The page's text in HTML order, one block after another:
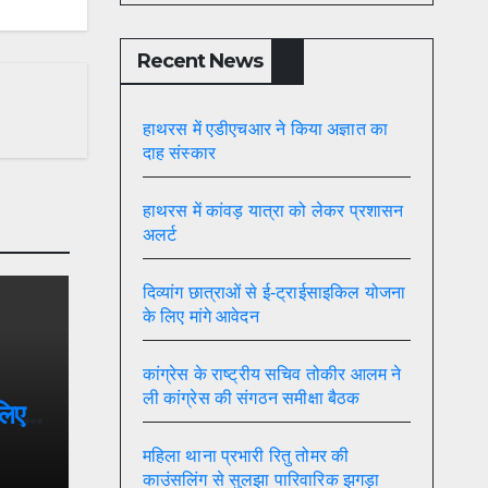
Recent News
हाथरस में एडीएचआर ने किया अज्ञात का
दाह संस्कार
हाथरस में कांवड़ यात्रा को लेकर प्रशासन
अलर्ट
दिव्यांग छात्राओं से ई-ट्राईसाइकिल योजना
के लिए मांगे आवेदन
कांग्रेस के राष्ट्रीय सचिव तोकीर आलम ने
ली कांग्रेस की संगठन समीक्षा बैठक
महिला थाना प्रभारी रितु तोमर की
काउंसलिंग से सुलझा पारिवारिक झगड़ा